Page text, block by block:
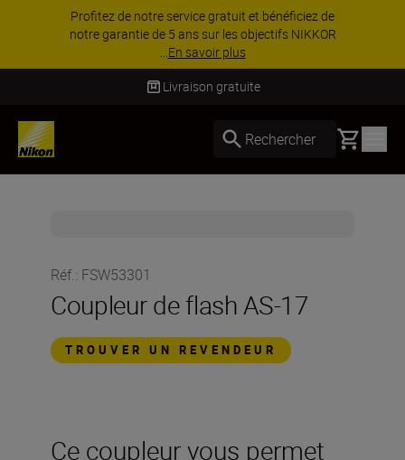
Profitez de notre service gratuit et bénéficiez de
notre garantie de 5 ans sur les objectifs NIKKOR
...En savoir plus
Livraison gratuite
Rechercher Basket
Réf.: FSW53301
Coupleur de flash AS-17
TROUVER UN REVENDEUR
Ce coupleur vous permet